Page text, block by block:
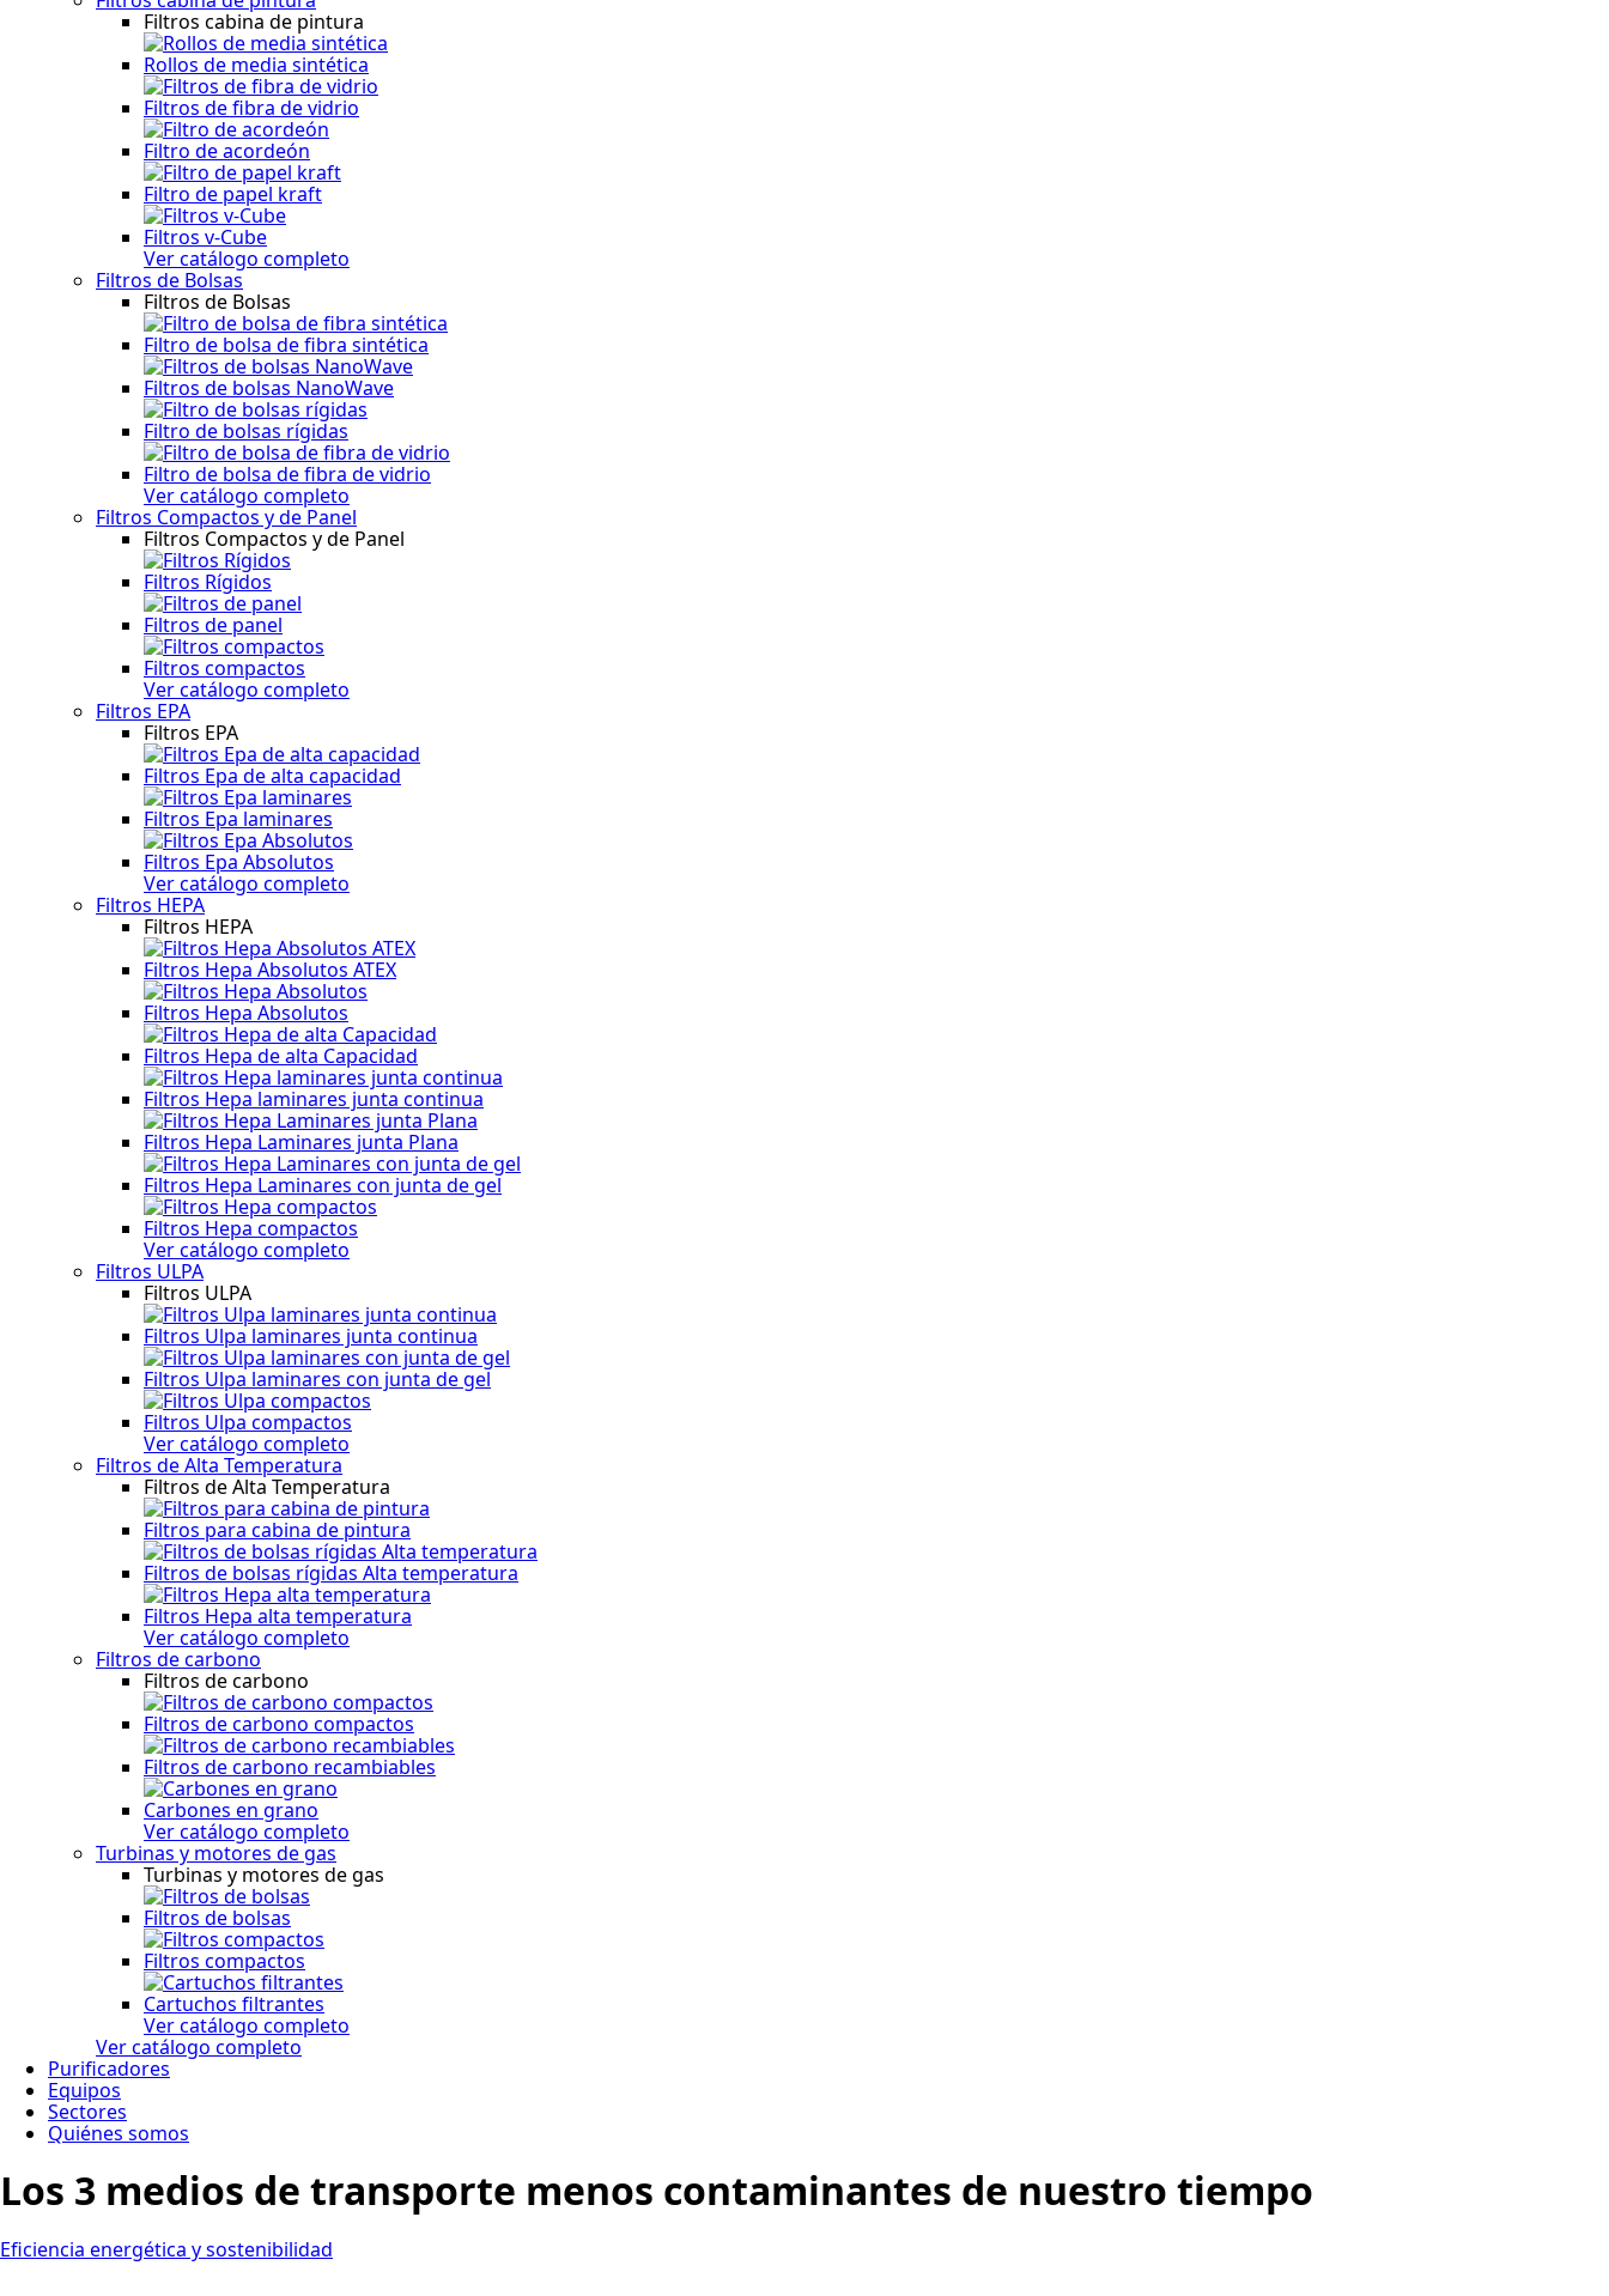
Filtros cabina de pintura
Rollos de media sintética
Filtros de fibra de vidrio
Filtro de acordeón
Filtro de papel kraft
Filtros v-Cube
Ver catálogo completo
Filtros de Bolsas
Filtros de Bolsas
Filtro de bolsa de fibra sintética
Filtros de bolsas NanoWave
Filtro de bolsas rígidas
Filtro de bolsa de fibra de vidrio
Ver catálogo completo
Filtros Compactos y de Panel
Filtros Compactos y de Panel
Filtros Rígidos
Filtros de panel
Filtros compactos
Ver catálogo completo
Filtros EPA
Filtros EPA
Filtros Epa de alta capacidad
Filtros Epa laminares
Filtros Epa Absolutos
Ver catálogo completo
Filtros HEPA
Filtros HEPA
Filtros Hepa Absolutos ATEX
Filtros Hepa Absolutos
Filtros Hepa de alta Capacidad
Filtros Hepa laminares junta continua
Filtros Hepa Laminares junta Plana
Filtros Hepa Laminares con junta de gel
Filtros Hepa compactos
Ver catálogo completo
Filtros ULPA
Filtros ULPA
Filtros Ulpa laminares junta continua
Filtros Ulpa laminares con junta de gel
Filtros Ulpa compactos
Ver catálogo completo
Filtros de Alta Temperatura
Filtros de Alta Temperatura
Filtros para cabina de pintura
Filtros de bolsas rígidas Alta temperatura
Filtros Hepa alta temperatura
Ver catálogo completo
Filtros de carbono
Filtros de carbono
Filtros de carbono compactos
Filtros de carbono recambiables
Carbones en grano
Ver catálogo completo
Turbinas y motores de gas
Turbinas y motores de gas
Filtros de bolsas
Filtros compactos
Cartuchos filtrantes
Ver catálogo completo
Ver catálogo completo
Purificadores
Equipos
Sectores
Quiénes somos
Los 3 medios de transporte menos contaminantes de nuestro tiempo
Eficiencia energética y sostenibilidad